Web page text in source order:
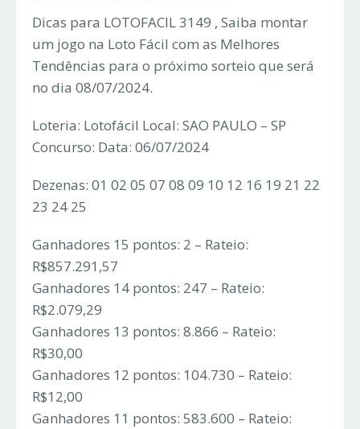
Dicas para LOTOFACIL 3149 , Saiba montar
um jogo na Loto Fácil com as Melhores
Tendências para o próximo sorteio que será
no dia 08/07/2024.
Loteria: Lotofácil Local: SAO PAULO – SP
Concurso: Data: 06/07/2024
Dezenas: 01 02 05 07 08 09 10 12 16 19 21 22
23 24 25
Ganhadores 15 pontos: 2 – Rateio:
R$857.291,57
Ganhadores 14 pontos: 247 – Rateio:
R$2.079,29
Ganhadores 13 pontos: 8.866 – Rateio:
R$30,00
Ganhadores 12 pontos: 104.730 – Rateio:
R$12,00
Ganhadores 11 pontos: 583.600 – Rateio: